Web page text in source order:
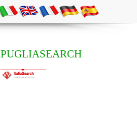
PUGLIASEARCH